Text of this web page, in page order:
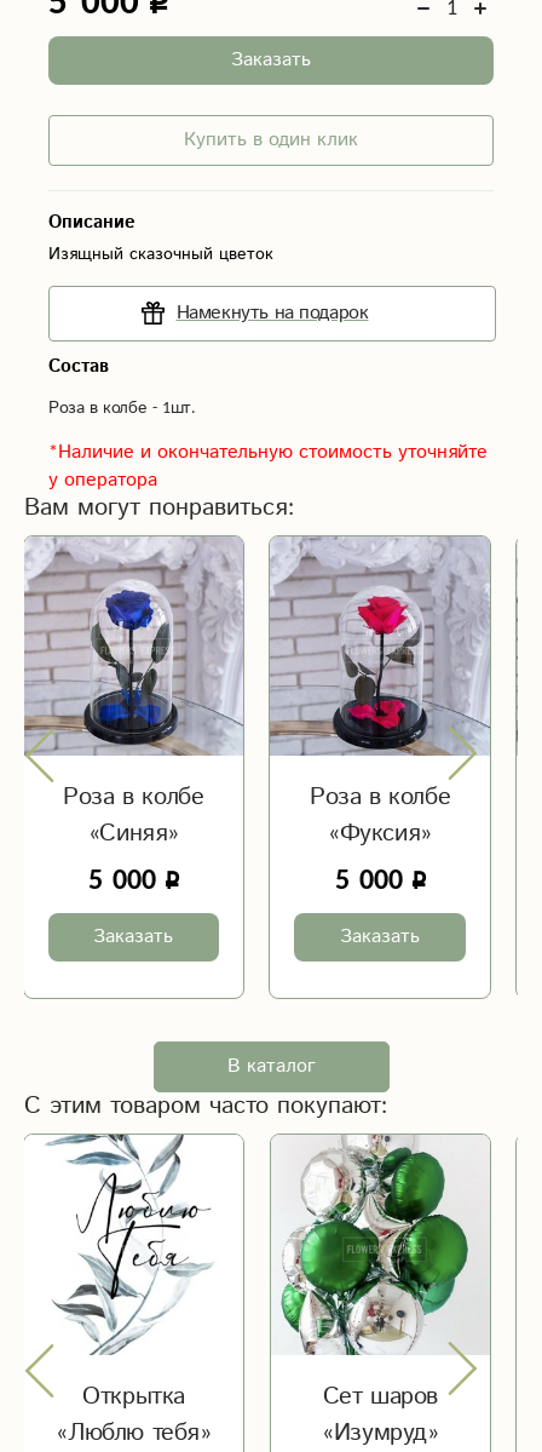
Заказать
Купить в один клик
Описание
Изящный сказочный цветок
Намекнуть на подарок
Состав
Роза в колбе - 1шт.
*Наличие и окончательную стоимость уточняйте
у оператора
Вам могут понравиться:
Роза в колбе
«Синяя»
5 000
Заказать
Роза в колбе
«Фуксия»
5 000
Заказать
В каталог
С этим товаром часто покупают:
Открытка
«Люблю тебя»
Сет шаров
«Изумруд»